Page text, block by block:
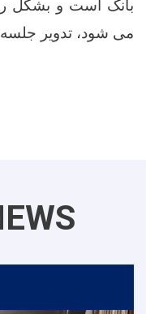
بانک است و بشکل
می شود، تدویر